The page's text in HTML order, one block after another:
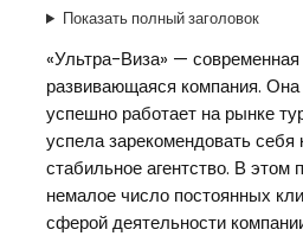
Показать полный заголовок
«Ультра-Виза» —
развивающаяся компания.
успешно работает на рынке
успела зарекомендовать себя
стабильное агентство. В этом
немалое число постоянных
сферой деятельности